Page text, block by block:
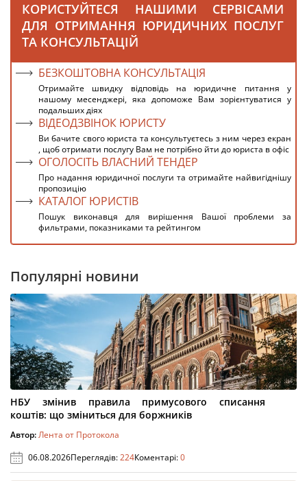
КОРИСТУЙТЕСЯ НАШИМИ СЕРВІСАМИ
ДЛЯ ОТРИМАННЯ ЮРИДИЧНИХ ПОСЛУГ
ТА КОНСУЛЬТАЦІЙ
БЕЗКОШТОВНА КОНСУЛЬТАЦІЯ
Отримайте швидку відповідь на юридичне питання у
нашому месенджері, яка допоможе Вам зорієнтуватися у
подальших діях
ВІДЕОДЗВІНОК ЮРИСТУ
Ви бачите свого юриста та консультуєтесь з ним через екран
, щоб отримати послугу Вам не потрібно йти до юриста в офіс
ОГОЛОСІТЬ ВЛАСНИЙ ТЕНДЕР
Про надання юридичної послуги та отримайте найвигіднішу
пропозицію
КАТАЛОГ ЮРИСТІВ
Пошук виконавця для вирішення Вашої проблеми за
фильтрами, показниками та рейтингом
Популярні новини
НБУ змінив правила примусового списання
коштів: що зміниться для боржників
Автор:Лента от Протокола
06.08.2026Переглядів:224Коментарі:0